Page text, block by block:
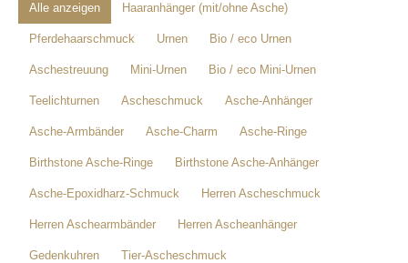
Alle anzeigen Haaranhänger (mit/ohne Asche)
Pferdehaarschmuck Urnen Bio / eco Urnen
Aschestreuung Mini-Urnen Bio / eco Mini-Urnen
Teelichturnen Ascheschmuck Asche-Anhänger
Asche-Armbänder Asche-Charm Asche-Ringe
Birthstone Asche-Ringe Birthstone Asche-Anhänger
Asche-Epoxidharz-Schmuck Herren Ascheschmuck
Herren Aschearmbänder Herren Ascheanhänger
Gedenkuhren Tier-Ascheschmuck